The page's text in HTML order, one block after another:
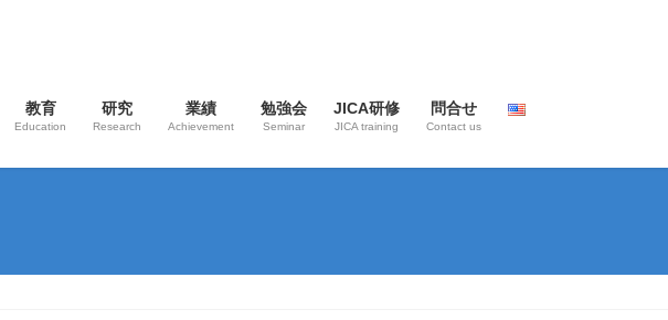
教育
Education
研究
Research
業績
Achievement
勉強会
Seminar
JICA研修
JICA training
問合せ
Contact us